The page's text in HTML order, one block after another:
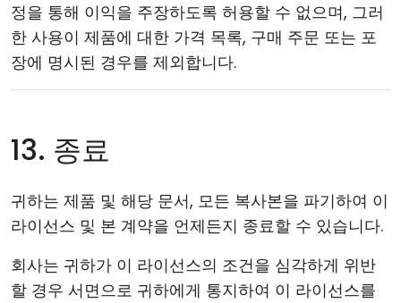
정을 통해 이익을 주장하도록 허용할 수 없으며, 그러
한 사용이 제품에 대한 가격 목록, 구매 주문 또는 포
장에 명시된 경우를 제외합니다.
13. 종료
귀하는 제품 및 해당 문서, 모든 복사본을 파기하여 이
라이선스 및 본 계약을 언제든지 종료할 수 있습니다.
회사는 귀하가 이 라이선스의 조건을 심각하게 위반
할 경우 서면으로 귀하에게 통지하여 이 라이선스를